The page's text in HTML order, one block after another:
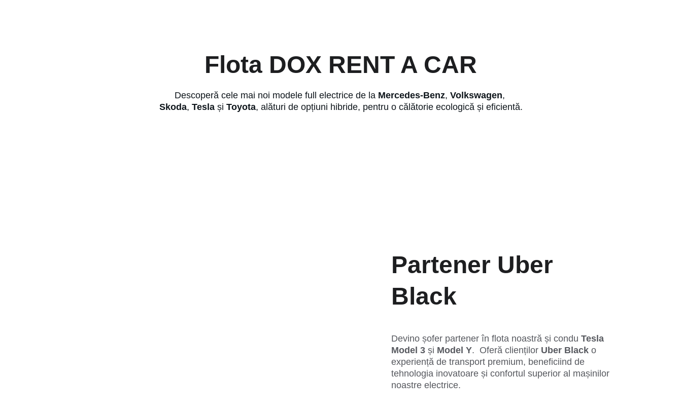
Flota DOX RENT A CAR
Descoperă cele mai noi modele full electrice de la Mercedes-Benz, Volkswagen,
Skoda, Tesla și Toyota, alături de opțiuni hibride, pentru o călătorie ecologică și eficientă.
Partener Uber
Black
Devino șofer partener în flota noastră și condu Tesla
Model 3 și Model Y.  Oferă clienților Uber Black o
experiență de transport premium, beneficiind de
tehnologia inovatoare și confortul superior al mașinilor
noastre electrice.